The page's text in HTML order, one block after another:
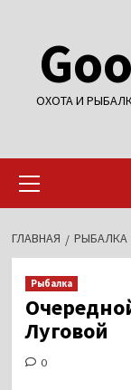
содержимому
ОХОТА И
меню
ГЛАВНАЯ РЫБАЛКА
Рыбалка
Луговой
0